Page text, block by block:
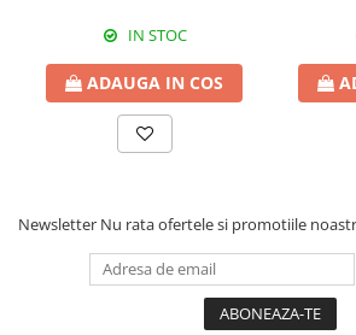
IN STOC
ADAUGA IN COS
Newsletter Nu rata ofertele si promotiile